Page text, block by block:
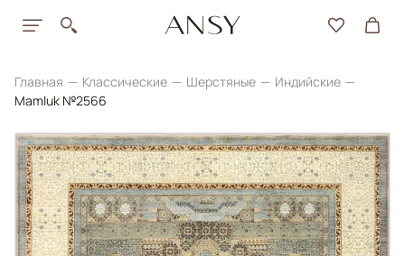
Главная Классические Шерстяные
Индийские
Mamluk №2566